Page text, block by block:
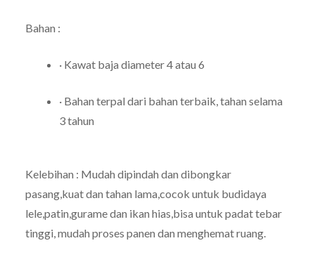
Bahan :
· Kawat baja diameter 4 atau 6
· Bahan terpal dari bahan terbaik, tahan selama
3 tahun
Kelebihan : Mudah dipindah dan dibongkar
pasang,kuat dan tahan lama,cocok untuk budidaya
lele,patin,gurame dan ikan hias,bisa untuk padat tebar
tinggi, mudah proses panen dan menghemat ruang.